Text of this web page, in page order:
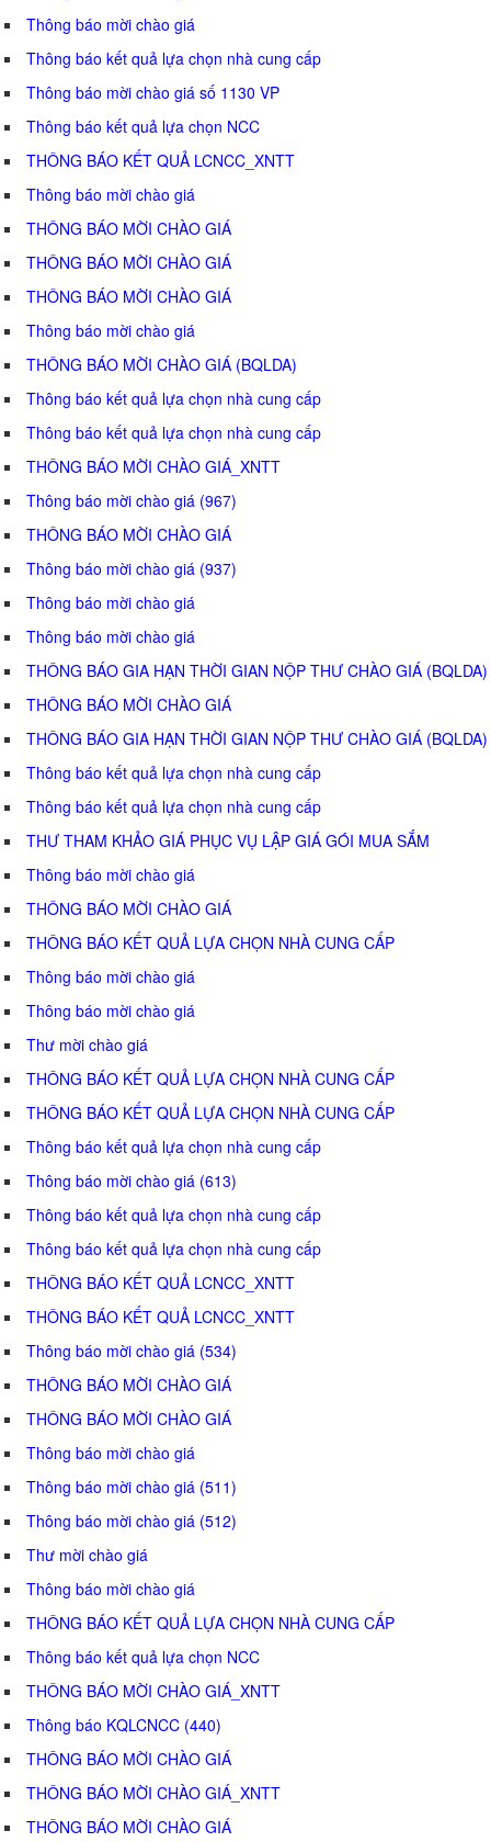
Thông báo mời chào giá
Thông báo kết quả lựa chọn nhà cung cấp
Thông báo mời chào giá số 1130 VP
Thông báo kết quả lựa chọn NCC
THÔNG BÁO KẾT QUẢ LCNCC_XNTT
Thông báo mời chào giá
THÔNG BÁO MỜI CHÀO GIÁ
THÔNG BÁO MỜI CHÀO GIÁ
THÔNG BÁO MỜI CHÀO GIÁ
Thông báo mời chào giá
THÔNG BÁO MỜI CHÀO GIÁ (BQLDA)
Thông báo kết quả lựa chọn nhà cung cấp
Thông báo kết quả lựa chọn nhà cung cấp
THÔNG BÁO MỜI CHÀO GIÁ_XNTT
Thông báo mời chào giá (967)
THÔNG BÁO MỜI CHÀO GIÁ
Thông báo mời chào giá (937)
Thông báo mời chào giá
Thông báo mời chào giá
THÔNG BÁO GIA HẠN THỜI GIAN NỘP THƯ CHÀO GIÁ (BQLDA)
THÔNG BÁO MỜI CHÀO GIÁ
THÔNG BÁO GIA HẠN THỜI GIAN NỘP THƯ CHÀO GIÁ (BQLDA)
Thông báo kết quả lựa chọn nhà cung cấp
Thông báo kết quả lựa chọn nhà cung cấp
THƯ THAM KHẢO GIÁ PHỤC VỤ LẬP GIÁ GÓI MUA SẮM
Thông báo mời chào giá
THÔNG BÁO MỜI CHÀO GIÁ
THÔNG BÁO KẾT QUẢ LỰA CHỌN NHÀ CUNG CẤP
Thông báo mời chào giá
Thông báo mời chào giá
Thư mời chào giá
THÔNG BÁO KẾT QUẢ LỰA CHỌN NHÀ CUNG CẤP
THÔNG BÁO KẾT QUẢ LỰA CHỌN NHÀ CUNG CẤP
Thông báo kết quả lựa chọn nhà cung cấp
Thông báo mời chào giá (613)
Thông báo kết quả lựa chọn nhà cung cấp
Thông báo kết quả lựa chọn nhà cung cấp
THÔNG BÁO KẾT QUẢ LCNCC_XNTT
THÔNG BÁO KẾT QUẢ LCNCC_XNTT
Thông báo mời chào giá (534)
THÔNG BÁO MỜI CHÀO GIÁ
THÔNG BÁO MỜI CHÀO GIÁ
Thông báo mời chào giá
Thông báo mời chào giá (511)
Thông báo mời chào giá (512)
Thư mời chào giá
Thông báo mời chào giá
THÔNG BÁO KẾT QUẢ LỰA CHỌN NHÀ CUNG CẤP
Thông báo kết quả lựa chọn NCC
THÔNG BÁO MỜI CHÀO GIÁ_XNTT
Thông báo KQLCNCC (440)
THÔNG BÁO MỜI CHÀO GIÁ
THÔNG BÁO MỜI CHÀO GIÁ_XNTT
THÔNG BÁO MỜI CHÀO GIÁ